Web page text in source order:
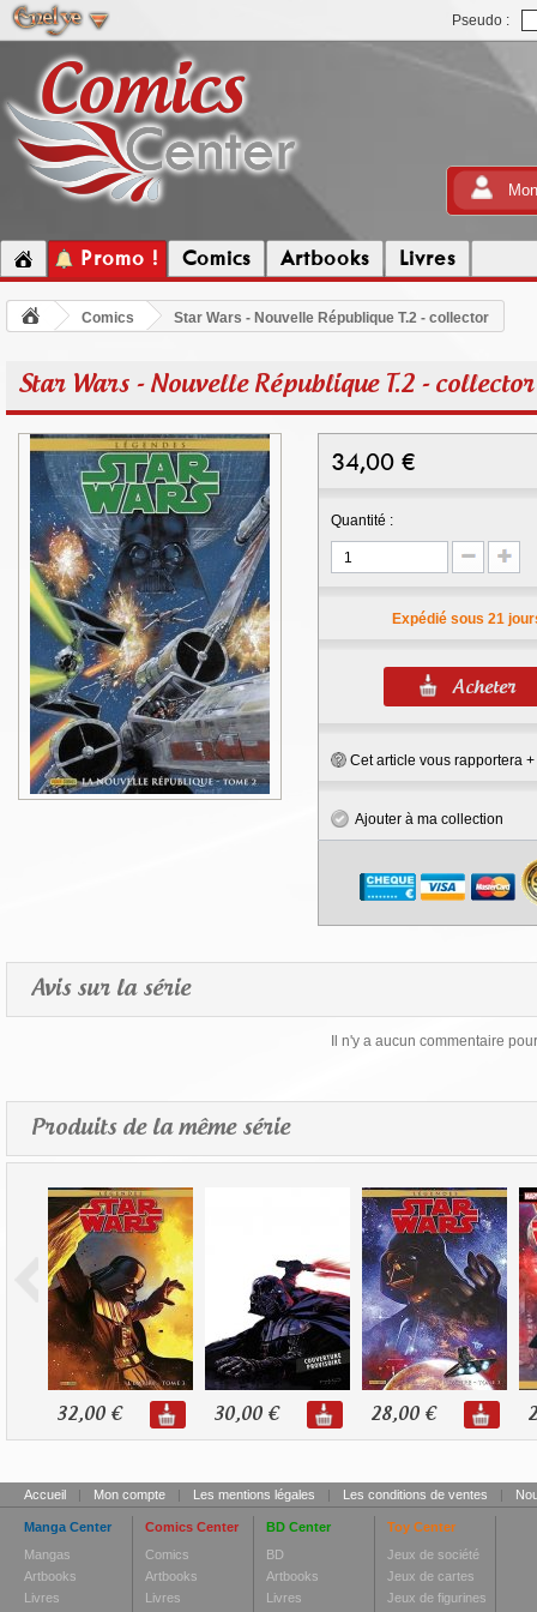
Pseudo :
Promo ! Comics Artbooks Livres
Comics Star Wars - Nouvelle République T.2 - collector
Star Wars - Nouvelle République T.2 - collector
34,00 €
Quantité :
Expédié sous 21
Cet article vous rapportera +
Ajouter à ma collection
Avis sur la série
Il n'y a aucun commentaire
Produits de la même série
32,00 € 30,00 € 28,00 €
Accueil | Mon compte | Les mentions légales | Les conditions de ventes |
Manga Center
Mangas
Artbooks
Livres
Comics Center
Comics
Artbooks
Livres
BD Center
BD
Artbooks
Livres
Toy Center
Jeux de société
Jeux de cartes
Jeux de figurines